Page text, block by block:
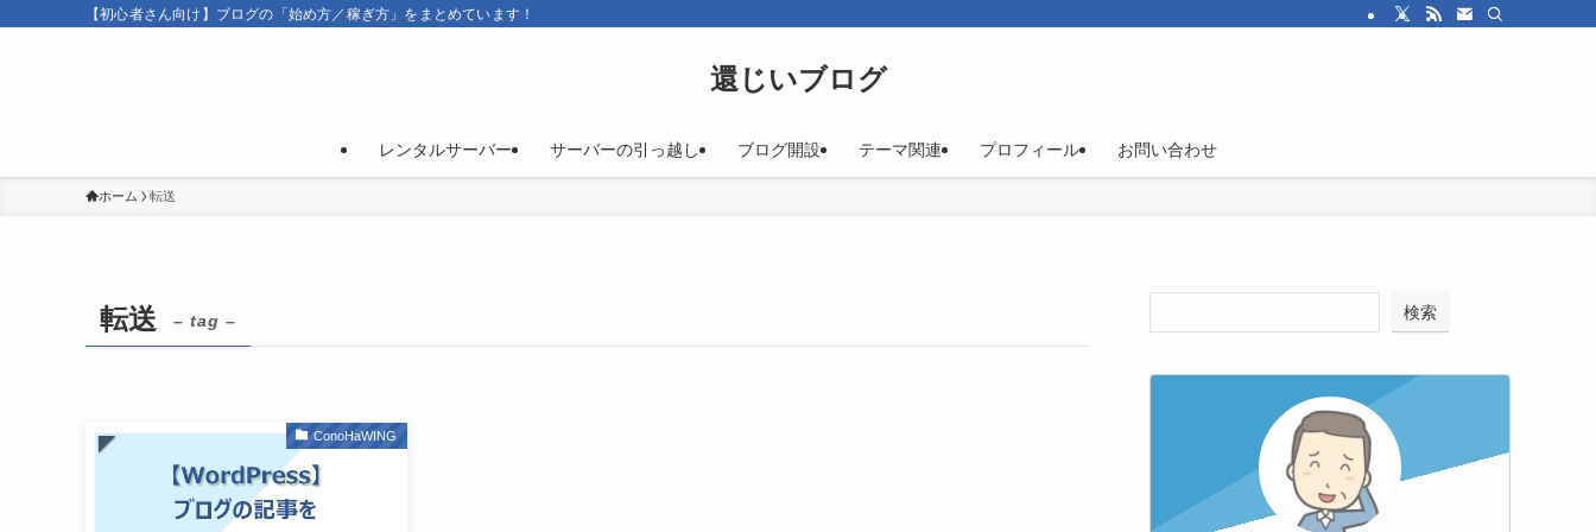
【初心者さん向け】ブログの「始め方／稼ぎ方」をまとめています！
還じいブログ
レンタルサーバー サーバーの引っ越し ブログ開設 テーマ関連 プロフィール お問い合わせ
ホーム 転送
転送 – tag –
ConoHaWING
検索